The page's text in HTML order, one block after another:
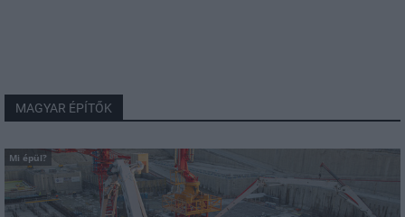
MAGYAR ÉPÍTŐK
Mi épül?